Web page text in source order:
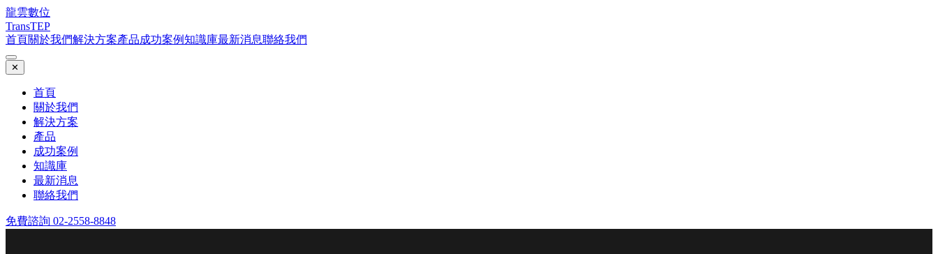
龍雲數位
TransTEP
首頁關於我們解決方案產品成功案例知識庫最新消息聯絡我們
✕
首頁
關於我們
解決方案
產品
成功案例
知識庫
最新消息
聯絡我們
免費諮詢 02-2558-8848